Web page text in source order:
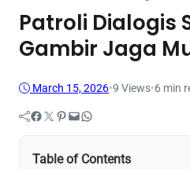
Patroli Dialogis
Gambir Jaga
March 15, 2026•9 Views•6 min
Facebook Twitter Pinterest Mail WhatsApp
Table of Contents